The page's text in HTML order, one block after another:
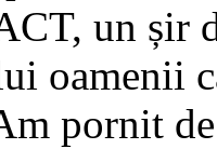
un șir
oamenii
pornit